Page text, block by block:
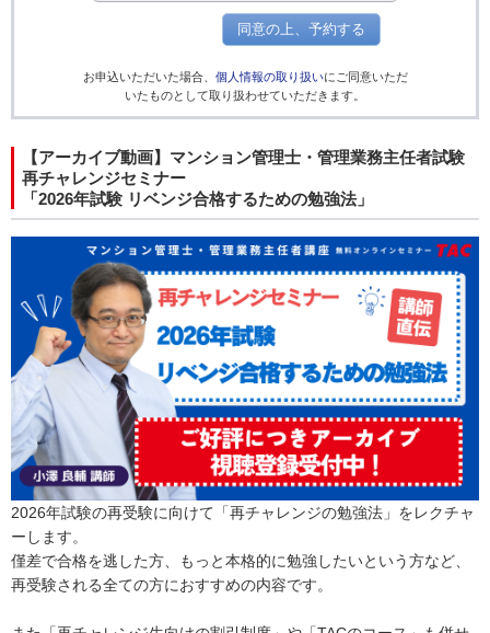
同意の上、予約する
お申込いただいた場合、 個人情報の取り扱いにご同意いただ
いたものとして取り扱わせていただきます。
【アーカイブ動画】マンション管理士・管理業務主任者試験
再チャレンジセミナー
「2026年試験 リベンジ合格するための勉強法」
2026年試験の再受験に向けて「再チャレンジの勉強法」をレクチャ
ーします。
僅差で合格を逃した方、もっと本格的に勉強したいという方など、
再受験される全ての方におすすめの内容です。